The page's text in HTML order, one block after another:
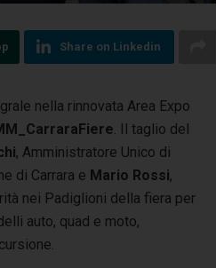
Share on Linkedin
nella rinnovata Area Expo
. Il taglio del
, Amministratore Unico di
di Carrara e Mario Rossi,
nei Padiglioni della fiera per
auto, quad e moto,